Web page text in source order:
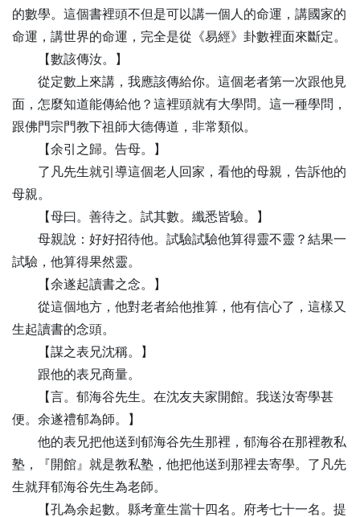
的數學。這個書裡頭不但是可以講一個人的命運，講國家的
命運，講世界的命運，完全是從《易經》卦數裡面來斷定。
【數該傳汝。】
從定數上來講，我應該傳給你。這個老者第一次跟他見
面，怎麼知道能傳給他？這裡頭就有大學問。這一種學問，
跟佛門宗門教下祖師大德傳道，非常類似。
【余引之歸。告母。】
了凡先生就引導這個老人回家，看他的母親，告訴他的
母親。
【母曰。善待之。試其數。纖悉皆驗。】
母親說：好好招待他。試驗試驗他算得靈不靈？結果一
試驗，他算得果然靈。
【余遂起讀書之念。】
從這個地方，他對老者給他推算，他有信心了，這樣又
生起讀書的念頭。
【謀之表兄沈稱。】
跟他的表兄商量。
【言。郁海谷先生。在沈友夫家開館。我送汝寄學甚
便。余遂禮郁為師。】
他的表兄把他送到郁海谷先生那裡，郁海谷在那裡教私
塾，『開館』就是教私塾，他把他送到那裡去寄學。了凡先
生就拜郁海谷先生為老師。
【孔為余起數。縣考童生當十四名。府考七十一名。提